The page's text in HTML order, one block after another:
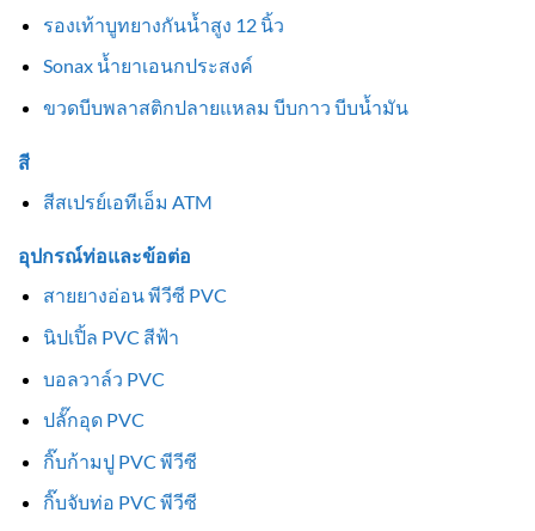
รองเท้าบูทยางกันน้ำสูง 12 นิ้ว
Sonax น้ำยาเอนกประสงค์
ขวดบีบพลาสติกปลายแหลม บีบกาว บีบน้ำมัน
สี
สีสเปรย์เอทีเอ็ม ATM
อุปกรณ์ท่อและข้อต่อ
สายยางอ่อน พีวีซี PVC
นิปเปิ้ล PVC สีฟ้า
บอลวาล์ว PVC
ปลั๊กอุด PVC
กิ๊บก้ามปู PVC พีวีซี
กิ๊บจับท่อ PVC พีวีซี